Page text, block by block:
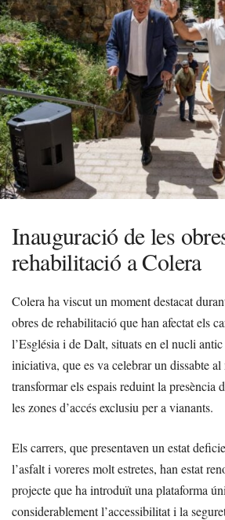
Inauguració de les
rehabilitació a Colera
Colera ha viscut un moment destacat
obres de rehabilitació que han afectat els
l’Església i de Dalt, situats en el nucli
iniciativa, que es va celebrar un dissabte
transformar els espais reduint la presència
les zones d’accés exclusiu per a vianants.
Els carrers, que presentaven un estat
l’asfalt i voreres molt estretes, han estat
projecte que ha introduït una plataforma
considerablement l’accessibilitat i la